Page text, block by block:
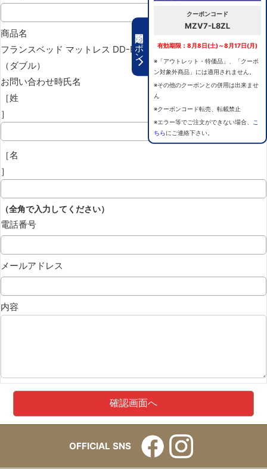
期間限定クーポン
クーポンコード
MZV7-L8ZL
有効期限：8月8日(土)～8月17日(月)
※「アウトレット・特価品」、「クーポ
ン対象外商品」には適用されません。
※その他のクーポンとの併用は出来ませ
ん
※クーポンコード転売、転載禁止
※エラー等でご注文ができない場合、
こ
ちらにご連絡下さい。
商品名
フランスベッド マットレス DD-BAE-ロイヤル
（ダブル）
お問い合わせ時氏名
［姓
］
［名
］
（全角で入力してください）
電話番号
メールアドレス
内容
OFFICIAL SNS